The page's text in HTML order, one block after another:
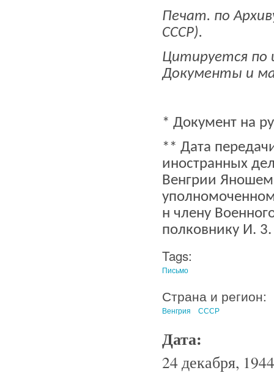
Печат. по
СССР).
Цитируется по
Документы и
* Документ на
** Дата
иностранных
Венгрии
н члену
полковнику И. 3.
Tags:
Письмо
Страна и регион:
Венгрия СССР
Дата:
24 декабря,